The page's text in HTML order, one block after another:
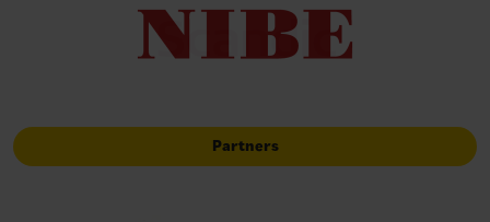
Partners